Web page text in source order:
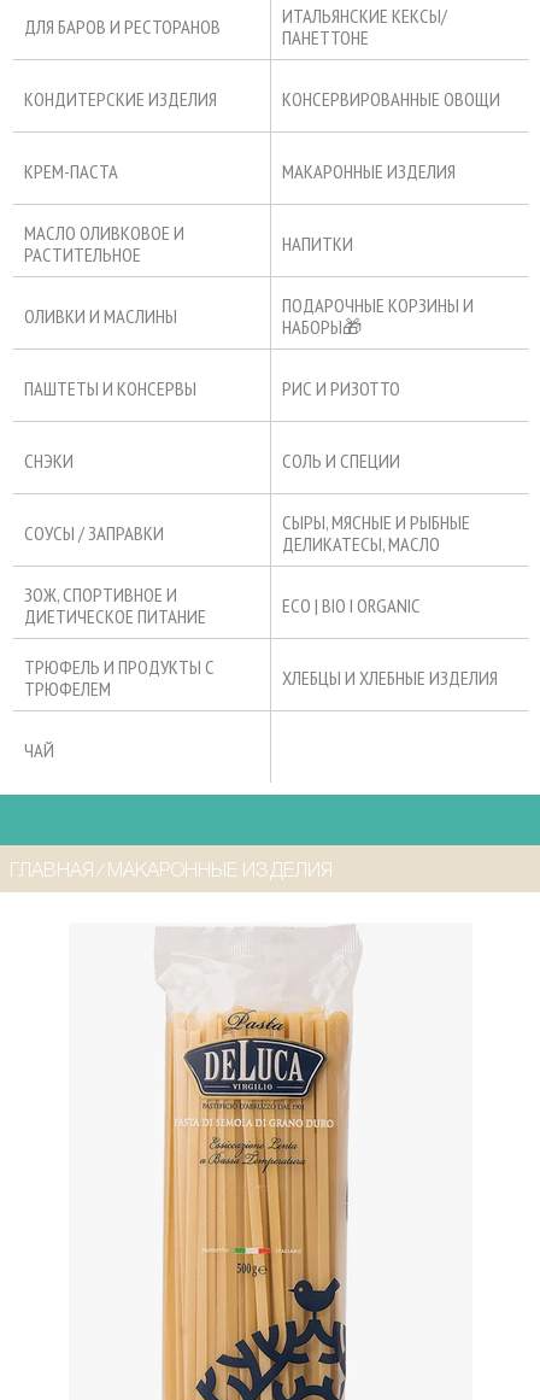
ДЛЯ БАРОВ И РЕСТОРАНОВ
ИТАЛЬЯНСКИЕ КЕКСЫ/
ПАНЕТТОНЕ
КОНДИТЕРСКИЕ ИЗДЕЛИЯ КОНСЕРВИРОВАННЫЕ ОВОЩИ
КРЕМ-ПАСТА МАКАРОННЫЕ ИЗДЕЛИЯ
МАСЛО ОЛИВКОВОЕ И
РАСТИТЕЛЬНОЕ
НАПИТКИ
ОЛИВКИ И МАСЛИНЫ
ПОДАРОЧНЫЕ КОРЗИНЫ И
НАБОРЫ🎁
ПАШТЕТЫ И КОНСЕРВЫ РИС И РИЗОТТО
СНЭКИ СОЛЬ И СПЕЦИИ
СОУСЫ / ЗАПРАВКИ
СЫРЫ, МЯСНЫЕ И РЫБНЫЕ
ДЕЛИКАТЕСЫ, МАСЛО
ЗОЖ, СПОРТИВНОЕ И
ДИЕТИЧЕСКОЕ ПИТАНИЕ
ECO | BIO I ORGANIC
ТРЮФЕЛЬ И ПРОДУКТЫ С
ТРЮФЕЛЕМ
ХЛЕБЦЫ И ХЛЕБНЫЕ ИЗДЕЛИЯ
ЧАЙ
ГЛАВНАЯ ⁄ МАКАРОННЫЕ ИЗДЕЛИЯ